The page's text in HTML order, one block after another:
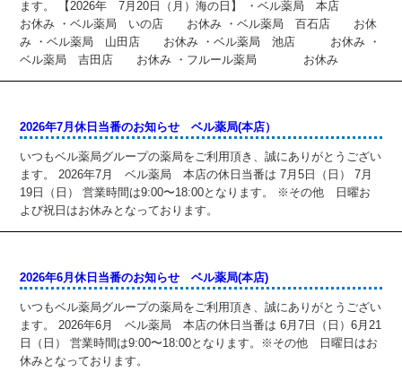
ます。 【2026年 7月20日（月）海の日】 ・ベル薬局 本店
お休み ・ベル薬局 いの店 お休み ・ベル薬局 百石店 お休
み ・ベル薬局 山田店 お休み ・ベル薬局 池店 お休み ・
ベル薬局 吉田店 お休み ・フルール薬局 お休み
2026年7月休日当番のお知らせ ベル薬局(本店）
いつもベル薬局グループの薬局をご利用頂き、誠にありがとうござい
ます。 2026年7月 ベル薬局 本店の休日当番は 7月5日（日） 7月
19日（日） 営業時間は9:00〜18:00となります。 ※その他 日曜お
よび祝日はお休みとなっております。
2026年6月休日当番のお知らせ ベル薬局(本店)
いつもベル薬局グループの薬局をご利用頂き、誠にありがとうござい
ます。 2026年6月 ベル薬局 本店の休日当番は 6月7日（日）6月21
日（日） 営業時間は9:00〜18:00となります。※その他 日曜日はお
休みとなっております。